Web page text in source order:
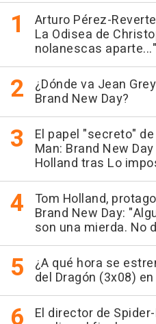
Arturo Pérez-
La Odisea de
nolanescas aparte..."
¿Dónde va Jean
Brand New Day?
El papel "secreto"
Man: Brand New
Holland tras Lo
Tom Holland,
Brand New Day:
son una mierda. No
¿A qué hora se
del Dragón (3x08) en
El director de